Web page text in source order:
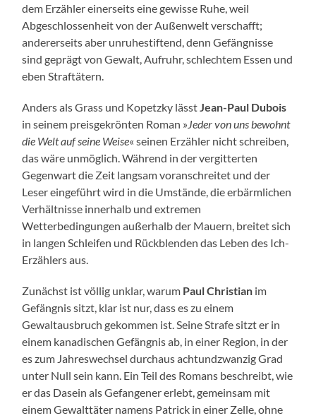
dem Erzähler einerseits eine gewisse Ruhe, weil
Abgeschlossenheit von der Außenwelt verschafft;
andererseits aber unruhestiftend, denn Gefängnisse
sind geprägt von Gewalt, Aufruhr, schlechtem Essen und
eben Straftätern.
Anders als Grass und Kopetzky lässtJean-Paul Dubois
in seinem preisgekrönten Roman »Jeder von uns bewohnt
die Welt auf seine Weise« seinen Erzähler nicht schreiben,
das wäre unmöglich. Während in der vergitterten
Gegenwart die Zeit langsam voranschreitet und der
Leser eingeführt wird in die Umstände, die erbärmlichen
Verhältnisse innerhalb und extremen
Wetterbedingungen außerhalb der Mauern, breitet sich
in langen Schleifen und Rückblenden das Leben des Ich-
Erzählers aus.
Zunächst ist völlig unklar, warum Paul Christian im
Gefängnis sitzt, klar ist nur, dass es zu einem
Gewaltausbruch gekommen ist. Seine Strafe sitzt er in
einem kanadischen Gefängnis ab, in einer Region, in der
es zum Jahreswechsel durchaus achtundzwanzig Grad
unter Null sein kann. Ein Teil des Romans beschreibt, wie
er das Dasein als Gefangener erlebt, gemeinsam mit
einem Gewalttäter namens Patrick in einer Zelle, ohne